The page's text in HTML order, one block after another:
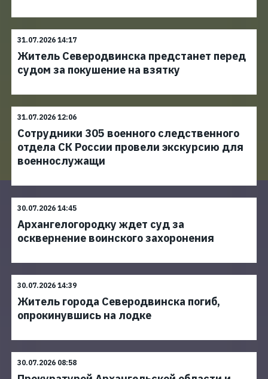
31.07.2026 14:17
Житель Северодвинска предстанет перед
судом за покушение на взятку
31.07.2026 12:06
Сотрудники 305 военного следственного
отдела СК России провели экскурсию для
военнослужащи
30.07.2026 14:45
Архангелогородку ждет суд за
осквернение воинского захоронения
30.07.2026 14:39
Житель города Северодвинска погиб,
опрокинувшись на лодке
30.07.2026 08:58